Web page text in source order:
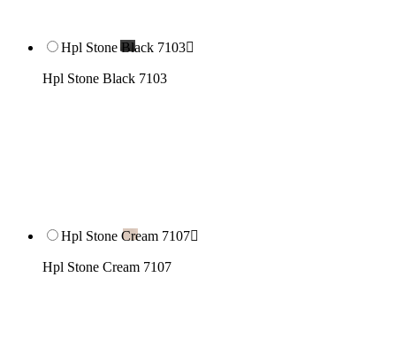
Hpl Stone Black 7103
Hpl Stone Black 7103
Hpl Stone Cream 7107
Hpl Stone Cream 7107